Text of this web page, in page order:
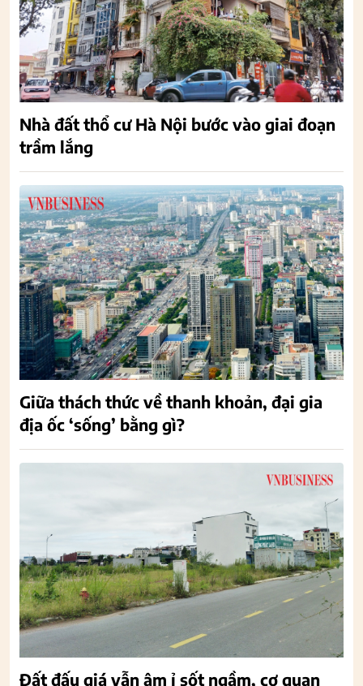
Nhà đất thổ cư Hà Nội bước vào giai đoạn
trầm lắng
Giữa thách thức về thanh khoản, đại gia
địa ốc ‘sống’ bằng gì?
Đất đấu giá vẫn âm ỉ sốt ngầm, cơ quan